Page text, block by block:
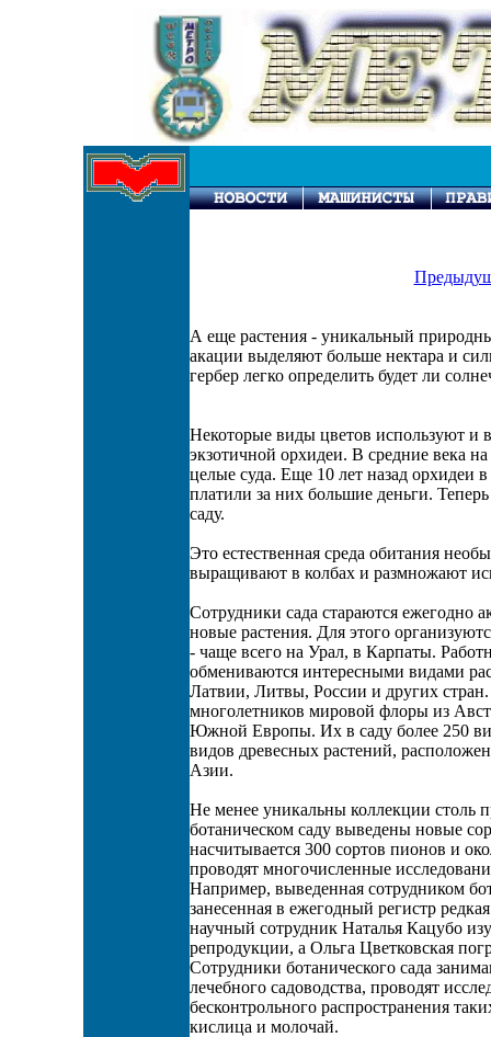
А еще растения - уникальный
акации выделяют больше нектара и
гербер легко определить будет ли
Некоторые виды цветов используют и
экзотичной орхидеи. В средние века
целые суда. Еще 10 лет назад орхидеи
платили за них большие деньги.
саду.
Это естественная среда обитания
выращивают в колбах и размножают
Сотрудники сада стараются ежегодно
новые растения. Для этого
- чаще всего на Урал, в Карпаты.
обмениваются интересными видами
Латвии, Литвы, России и других стран.
многолетников мировой флоры из
Южной Европы. Их в саду более 250
видов древесных растений,
Азии.
Не менее уникальны коллекции столь
ботаническом саду выведены новые
насчитывается 300 сортов пионов и
проводят многочисленные
Например, выведенная сотрудником
занесенная в ежегодный регистр
научный сотрудник Наталья Кацубо
репродукции, а Ольга Цветковская
Сотрудники ботанического сада
лечебного садоводства, проводят
бесконтрольного распространения
кислица и молочай.